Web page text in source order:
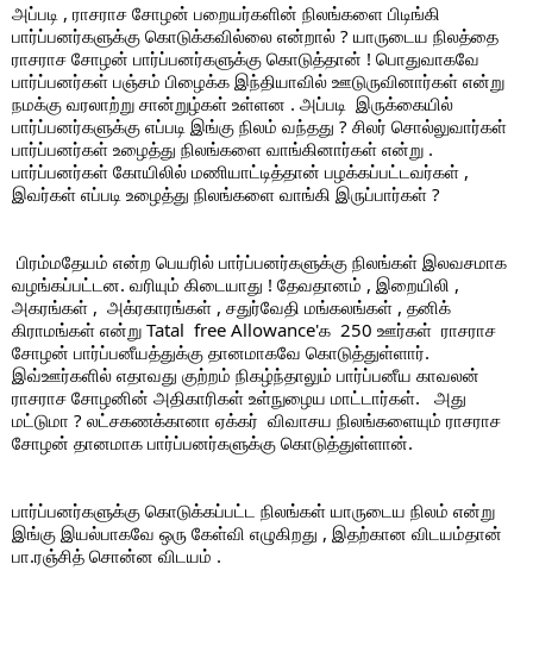
அப்படி , ராசராச சோழன் பறையர்களின் நிலங்களை பிடிங்கி
பார்ப்பனர்களுக்கு கொடுக்கவில்லை என்றால் ? யாருடைய நிலத்தை
ராசராச சோழன் பார்ப்பனர்களுக்கு கொடுத்தான் ! பொதுவாகவே
பார்ப்பனர்கள் பஞ்சம் பிழைக்க இந்தியாவில் ஊடுருவினார்கள் என்று
நமக்கு வரலாற்று சான்றுழ்கள் உள்ளன . அப்படி  இருக்கையில்
பார்ப்பனர்களுக்கு எப்படி இங்கு நிலம் வந்தது ? சிலர் சொல்லுவார்கள்
பார்ப்பனர்கள் உழைத்து நிலங்களை வாங்கினார்கள் என்று .
பார்ப்பனர்கள் கோயிலில் மணியாட்டித்தான் பழக்கப்பட்டவர்கள் ,
இவர்கள் எப்படி உழைத்து நிலங்களை வாங்கி இருப்பார்கள் ?
வழங்கப்பட்டன. வரியும் கிடையாது ! தேவதானம் , இறையிலி ,
அகரங்கள் ,  அக்ரகாரங்கள் , சதுர்வேதி மங்கலங்கள் , தனிக்
கிராமங்கள் என்று Tatal  free Allowance'க  250 ஊர்கள்  ராசராச
சோழன் பார்ப்பனீயத்துக்கு தானமாகவே கொடுத்துள்ளார்.
இவ்ஊர்களில் எதாவது குற்றம் நிகழ்ந்தாலும் பார்ப்பனீய காவலன்
ராசராச சோழனின் அதிகாரிகள் உள்நுழைய மாட்டார்கள்.   அது
மட்டுமா ? லட்சகணக்கானா ஏக்கர்  விவாசய நிலங்களையும் ராசராச
சோழன் தானமாக பார்ப்பனர்களுக்கு கொடுத்துள்ளான்.
பார்ப்பனர்களுக்கு கொடுக்கப்பட்ட நிலங்கள் யாருடைய நிலம் என்று
இங்கு இயல்பாகவே ஒரு கேள்வி எழுகிறது , இதற்கான விடயம்தான்
பா.ரஞ்சித் சொன்ன விடயம் .